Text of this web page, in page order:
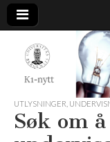
K1-
Nytt
UTLYSNINGER
Søk om